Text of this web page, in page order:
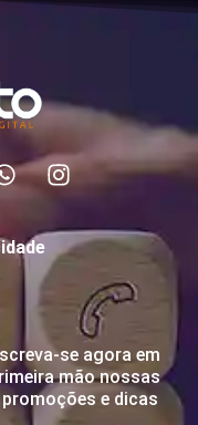
se agora em
mão nossas
e dicas